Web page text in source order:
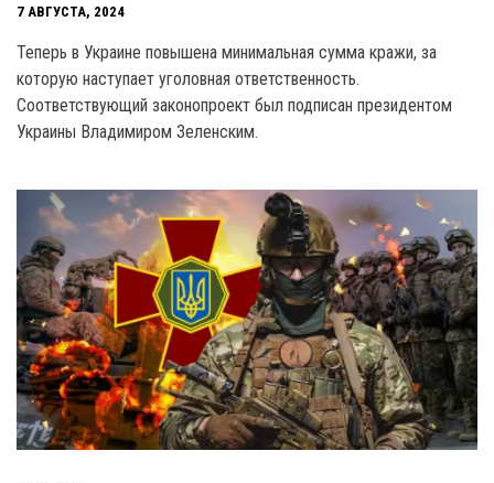
7 АВГУСТА, 2024
Теперь в Украине повышена минимальная сумма кражи, за
которую наступает уголовная ответственность.
Соответствующий законопроект был подписан президентом
Украины Владимиром Зеленским.